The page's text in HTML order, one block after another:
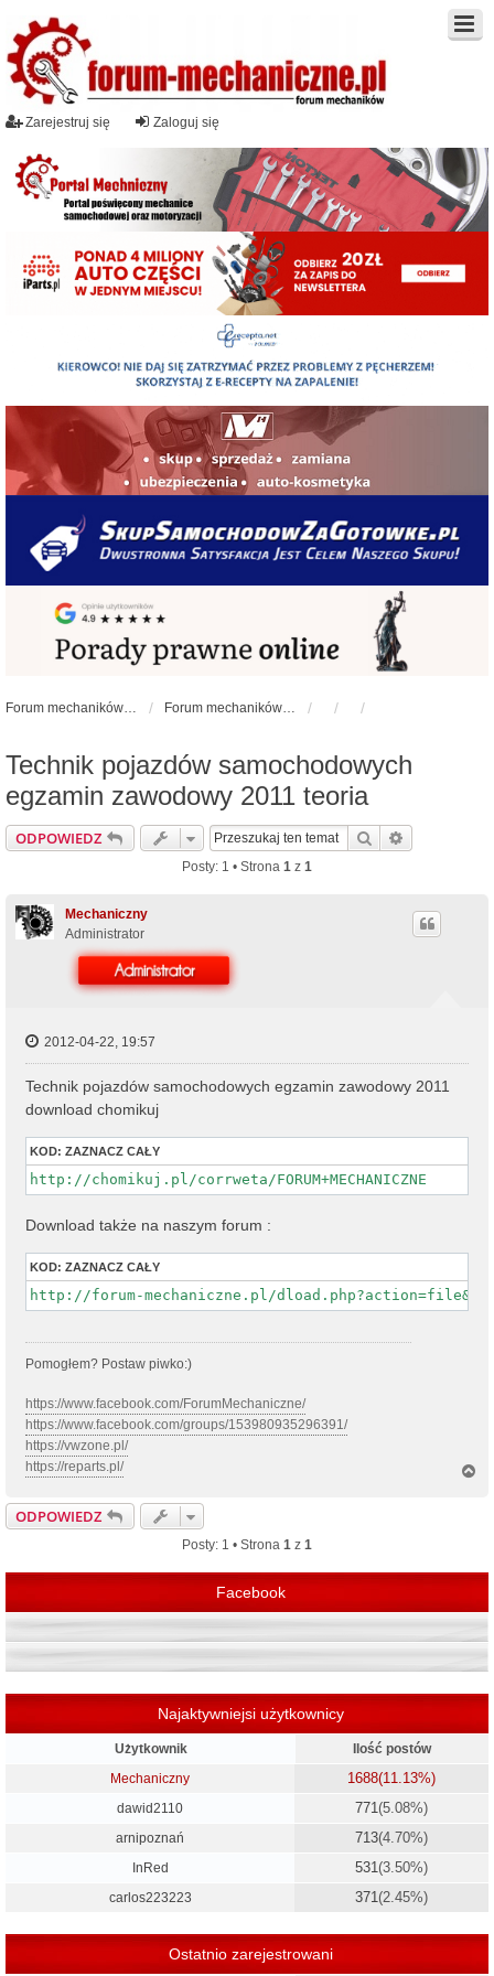
Zaloguj się
Zarejestruj się
Forum mechaników samochodowych - forum-mechaniczne.pl Forum mechaników samochodowych
Technik pojazdów samochodowych
egzamin zawodowy 2011 teoria
ODPOWIEDZ Szukaj
Posty: 1 • Strona 1 z 1
Mechaniczny
Administrator
2012-04-22, 19:57
Technik pojazdów samochodowych egzamin zawodowy 2011
download chomikuj
KOD: ZAZNACZ CAŁY
http://chomikuj.pl/corrweta/FORUM+MECHANICZNE
Download także na naszym forum :
KOD: ZAZNACZ CAŁY
http://forum-mechaniczne.pl/
Pomogłem? Postaw piwko:)
https://www.facebook.com/ForumMechaniczne/
https://www.facebook.com/groups/153980935296391/
https://vwzone.pl/
https://reparts.pl/
ODPOWIEDZ
Posty: 1 • Strona 1 z 1
Facebook
Najaktywniejsi użytkownicy
Użytkownik
Ilość postów
Mechaniczny
1688(11.13%)
dawid2110 771(5.08%)
arnipoznań 713(4.70%)
InRed 531(3.50%)
carlos223223 371(2.45%)
Ostatnio zarejestrowani